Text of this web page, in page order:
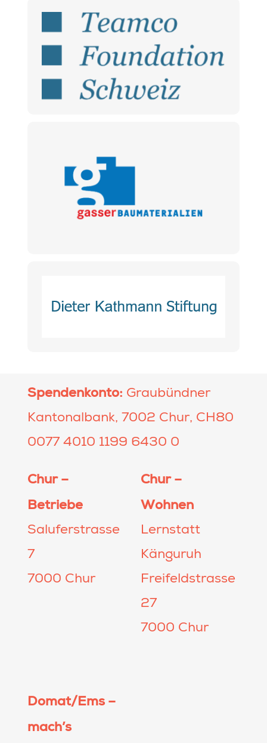
Spendenkonto: Graubündner
Kantonalbank, 7002 Chur, CH80
0077 4010 1199 6430 0
Chur –
Betriebe
Saluferstrasse
7
7000 Chur
Chur –
Wohnen
Lernstatt
Känguruh
Freifeldstrasse
27
7000 Chur
Domat/Ems –
mach’s